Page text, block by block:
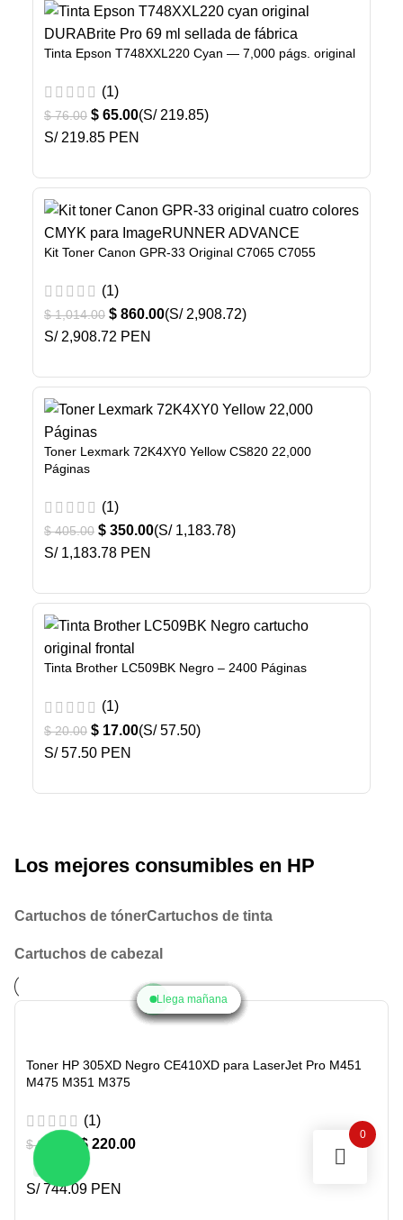
Tinta Epson T748XXL220 Cyan — 7,000 págs. original
(1)
$76.00 $ 65.00(S/ 219.85)
S/ 219.85 PEN
Kit Toner Canon GPR-33 Original C7065 C7055
(1)
$1,014.00 $ 860.00(S/ 2,908.72)
S/ 2,908.72 PEN
Toner Lexmark 72K4XY0 Yellow CS820 22,000
Páginas
(1)
$405.00 $ 350.00(S/ 1,183.78)
S/ 1,183.78 PEN
Tinta Brother LC509BK Negro – 2400 Páginas
(1)
$20.00 $ 17.00(S/ 57.50)
S/ 57.50 PEN
Los mejores consumibles en HP
Cartuchos de tónerCartuchos de tinta
Cartuchos de cabezal
Toner HP 305XD Negro CE410XD para LaserJet Pro M451
M475 M351 M375
(1)
$255.00 $ 220.00
S/ 744.09 PEN
Llega mañana
Llega mañana
Llega mañana
Llega mañana
Llega mañana
Llega mañana
Llega mañana
Llega mañana
Llega mañana
0